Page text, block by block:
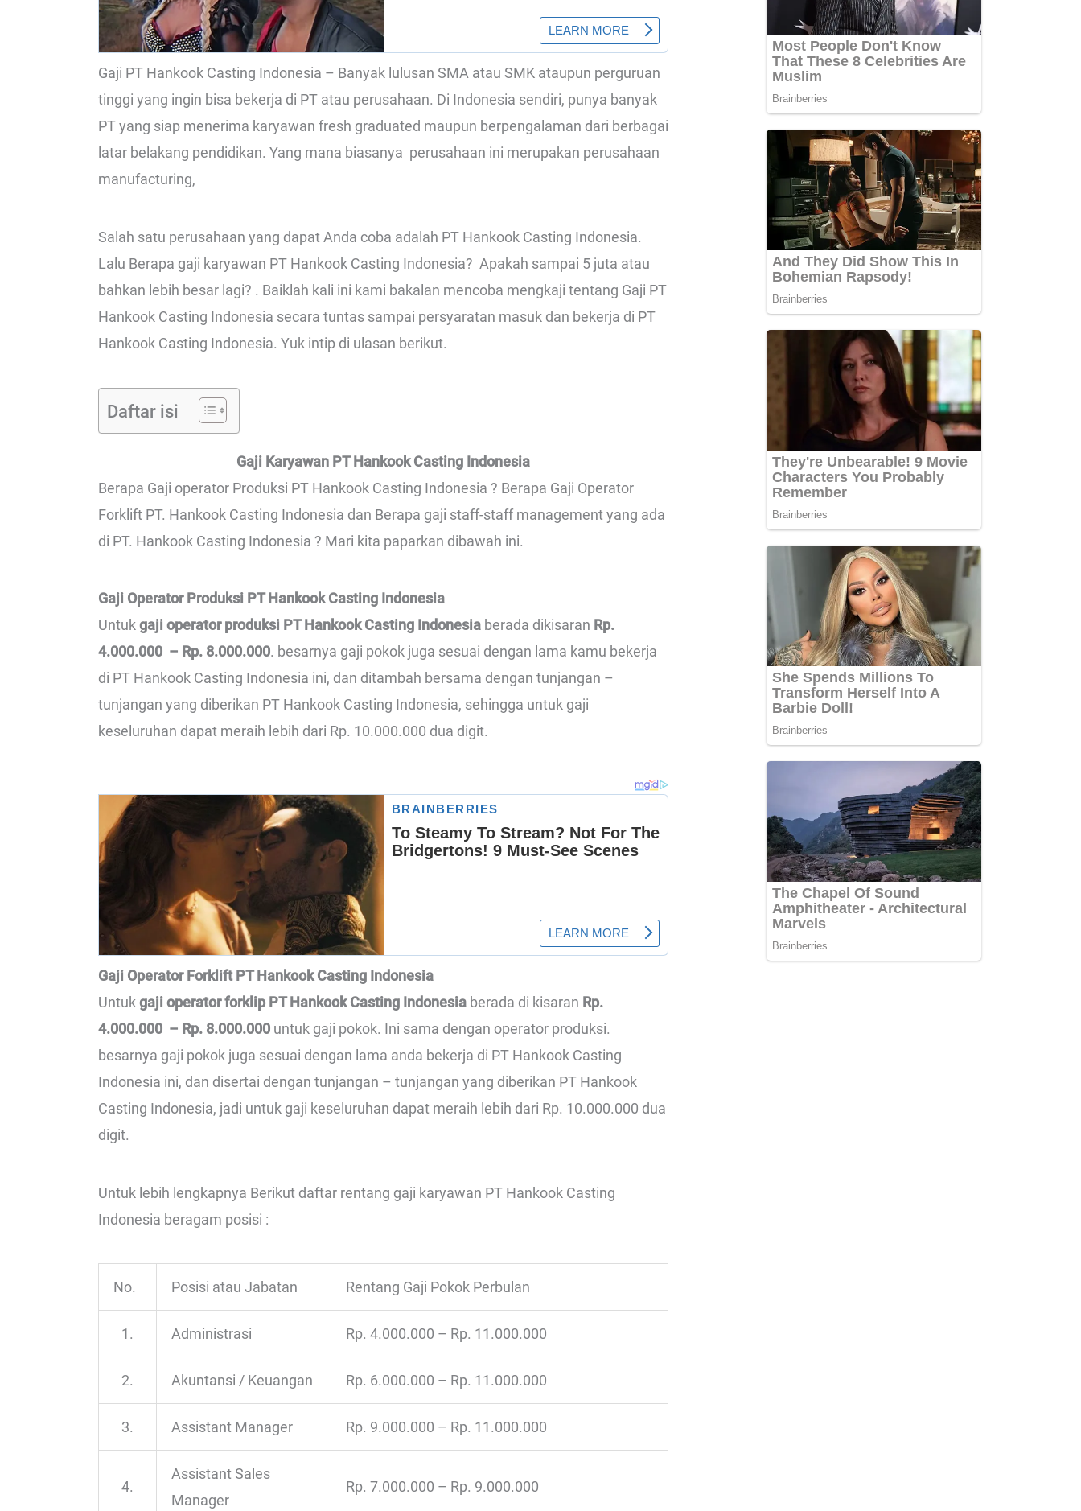
Gaji PT Hankook Casting Indonesia – Banyak lulusan SMA atau SMK ataupun perguruan
tinggi yang ingin bisa bekerja di PT atau perusahaan. Di Indonesia sendiri, punya banyak
PT yang siap menerima karyawan fresh graduated maupun berpengalaman dari berbagai
latar belakang pendidikan. Yang mana biasanya perusahaan ini merupakan perusahaan
manufacturing,
Salah satu perusahaan yang dapat Anda coba adalah PT Hankook Casting Indonesia.
Lalu Berapa gaji karyawan PT Hankook Casting Indonesia? Apakah sampai 5 juta atau
bahkan lebih besar lagi? . Baiklah kali ini kami bakalan mencoba mengkaji tentang Gaji PT
Hankook Casting Indonesia secara tuntas sampai persyaratan masuk dan bekerja di PT
Hankook Casting Indonesia. Yuk intip di ulasan berikut.
Daftar isi
Gaji Karyawan PT Hankook Casting Indonesia
Berapa Gaji operator Produksi PT Hankook Casting Indonesia ? Berapa Gaji Operator
Forklift PT. Hankook Casting Indonesia dan Berapa gaji staff-staff management yang ada
di PT. Hankook Casting Indonesia ? Mari kita paparkan dibawah ini.
Gaji Operator Produksi PT Hankook Casting Indonesia
Untukgaji operator produksi PT Hankook Casting Indonesia berada dikisaran Rp.
4.000.000 – Rp. 8.000.000. besarnya gaji pokok juga sesuai dengan lama kamu bekerja
di PT Hankook Casting Indonesia ini, dan ditambah bersama dengan tunjangan –
tunjangan yang diberikan PT Hankook Casting Indonesia, sehingga untuk gaji
keseluruhan dapat meraih lebih dari Rp. 10.000.000 dua digit.
Gaji Operator Forklift PT Hankook Casting Indonesia
Untukgaji operator forklip PT Hankook Casting Indonesia berada di kisaran Rp.
4.000.000 – Rp. 8.000.000 untuk gaji pokok. Ini sama dengan operator produksi.
besarnya gaji pokok juga sesuai dengan lama anda bekerja di PT Hankook Casting
Indonesia ini, dan disertai dengan tunjangan – tunjangan yang diberikan PT Hankook
Casting Indonesia, jadi untuk gaji keseluruhan dapat meraih lebih dari Rp. 10.000.000 dua
digit.
Untuk lebih lengkapnya Berikut daftar rentang gaji karyawan PT Hankook Casting
Indonesia beragam posisi :
No. Posisi atau Jabatan Rentang Gaji Pokok Perbulan
1. Administrasi Rp. 4.000.000 – Rp. 11.000.000
2. Akuntansi / Keuangan Rp. 6.000.000 – Rp. 11.000.000
3. Assistant Manager Rp. 9.000.000 – Rp. 11.000.000
4.
Assistant Sales
Manager
Rp. 7.000.000 – Rp. 9.000.000